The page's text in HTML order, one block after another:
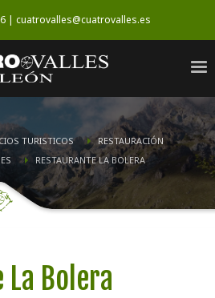
| cuatrovalles@cuatrovalles.es
TURISTICOS
RESTAURACIÓN
RESTAURANTE LA BOLERA
La Bolera